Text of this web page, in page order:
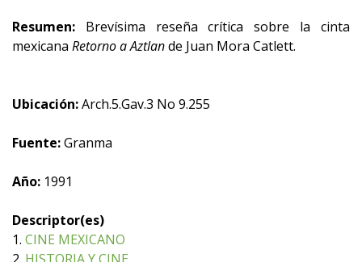
Resumen: Brevísima reseña crítica sobre la cinta
mexicana Retorno a Aztlande Juan Mora Catlett.
Ubicación:Arch.5.Gav.3 No 9.255
Fuente:Granma
Año: 1991
Descriptor(es)
1. CINE MEXICANO